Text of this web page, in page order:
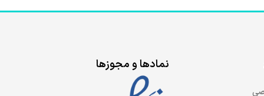
نمادها و مجوزها